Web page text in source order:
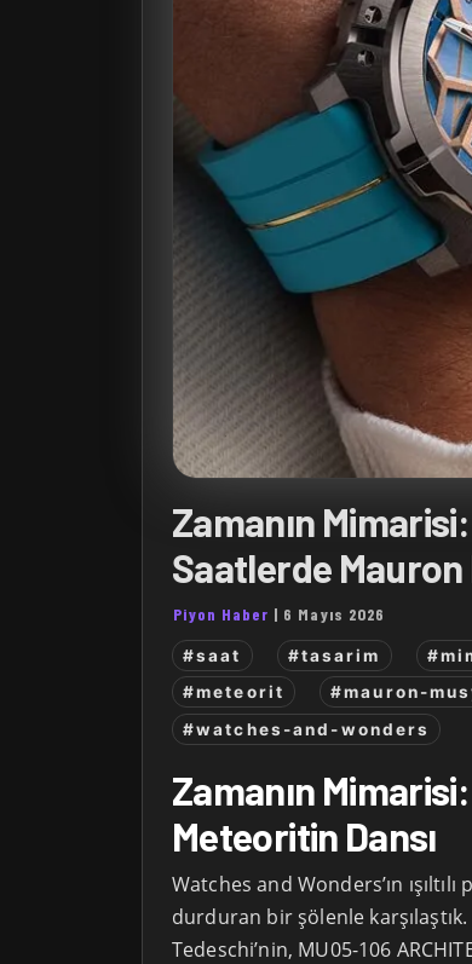
Zamanın
Saatlerde Mauron
Piyon Haber | 6 Mayıs 2026
#saat #tasarim
#meteorit
#mauron-
#watches-and-wonders
Zamanın
Meteoritin Dansı
Watches and Wonders’ın
durduran bir şölenle
Tedeschi’nin, MU05-106